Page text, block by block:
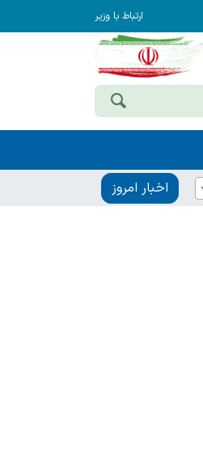
ارتباط با وزیر
اخبار امروز